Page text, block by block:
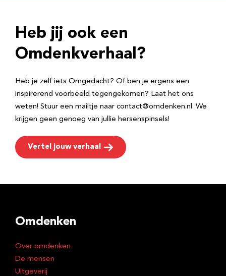
r
e
Heb jij ook een
Omdenkverhaal?
Heb je zelf iets Omgedacht? Of ben je ergens een
inspirerend voorbeeld tegengekomen? Laat het ons
weten! Stuur een mailtje naar contact@omdenken.nl. We
krijgen geen genoeg van jullie hersenspinsels!
Vertel jouw verhaal
Omdenken
Over omdenken
De mensen
Uitgeverij